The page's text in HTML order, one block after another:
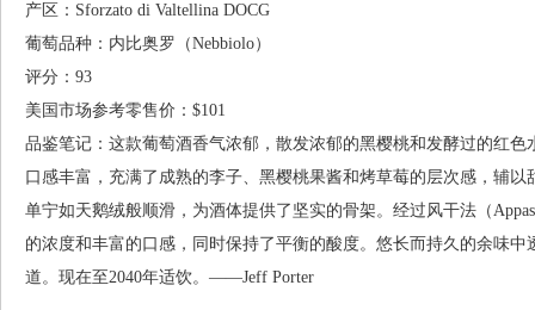
产区：Sforzato di Valtellina DOCG
葡萄品种：内比奥罗（Nebbiolo）
评分：93
美国市场参考零售价：$101
品鉴笔记：这款葡萄酒香气浓郁，散发浓郁的黑樱桃和发酵过的红
口感丰富，充满了成熟的李子、黑樱桃果酱和烤草莓的层次感，辅
单宁如天鹅绒般顺滑，为酒体提供了坚实的骨架。经过风干法（
的浓度和丰富的口感，同时保持了平衡的酸度。悠长而持久的余味
道。现在至2040年适饮。——Jeff Porter